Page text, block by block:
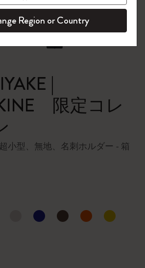
|
限定コレ
小型、無地、名刺ホルダー - 箱
ー
すぐ会員登録 !
Region or Country